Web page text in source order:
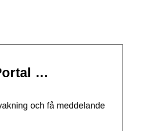
…
och få meddelande